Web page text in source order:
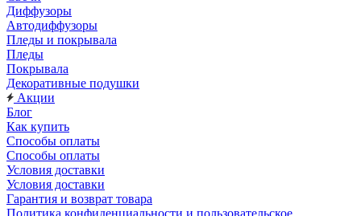
Диффузоры
Автодиффузоры
Пледы и покрывала
Пледы
Покрывала
Декоративные подушки
Акции
Блог
Как купить
Способы оплаты
Способы оплаты
Условия доставки
Условия доставки
Гарантия и возврат товара
Политика конфиденциальности и пользовательское